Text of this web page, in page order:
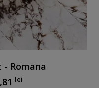
Romana
lei